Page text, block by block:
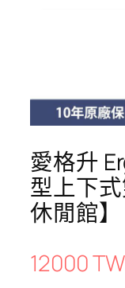
愛格升
型上下
休閒館】
12000